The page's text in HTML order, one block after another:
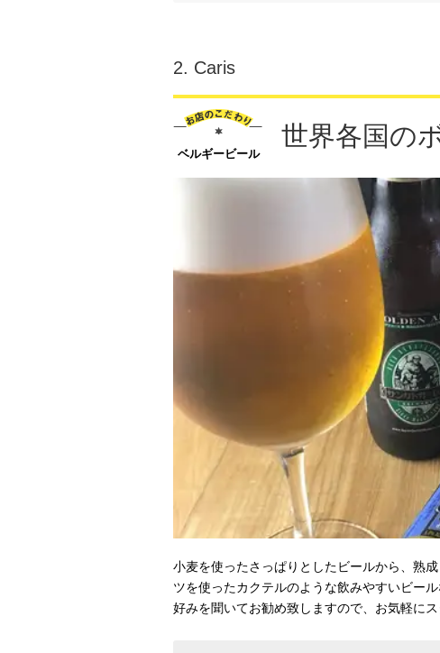
2. Caris
ベルギービール
世界各国の
小麦を使ったさっぱりとしたビールから、熟
ツを使ったカクテルのような飲みやすいビー
好みを聞いてお勧め致しますので、お気軽に